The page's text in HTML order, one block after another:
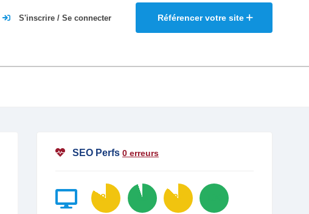
Référencer votre site
S'inscrire / Se connecter
SEO Perfs 0 erreurs
84 95 87